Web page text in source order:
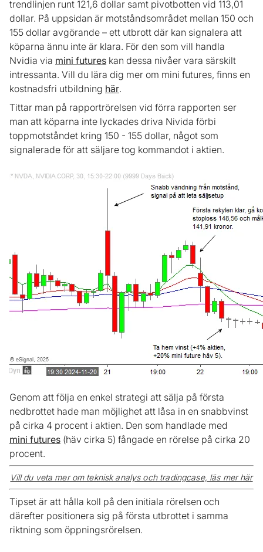
trendlinjen runt 121,6 dollar samt pivotbotten vid 113,01
dollar. På uppsidan är motståndsområdet mellan 150 och
155 dollar avgörande – ett utbrott där kan signalera att
köparna ännu inte är klara. För den som vill handla
Nvidia via mini futures kan dessa nivåer vara särskilt
intressanta. Vill du lära dig mer om mini futures, finns en
kostnadsfri utbildning här.
Tittar man på rapportrörelsen vid förra rapporten ser
man att köparna inte lyckades driva Nivida förbi
toppmotståndet kring 150 - 155 dollar, något som
signalerade för att säljare tog kommandot i aktien.
Genom att följa en enkel strategi att sälja på första
nedbrottet hade man möjlighet att låsa in en snabbvinst
på cirka 4 procent i aktien. Den som handlade med
mini futures (häv cirka 5) fångade en rörelse på cirka 20
procent.
Vill du veta mer om teknisk analys och tradingcase, läs mer här
Tipset är att hålla koll på den initiala rörelsen och
därefter positionera sig på första utbrottet i samma
riktning som öppningsrörelsen.